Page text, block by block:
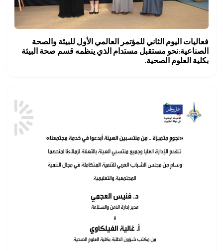
فعاليات اليوم الثاني للمؤتمر العالمي الأول للبيئة والصحة
الصناعية:نحو مستقبل مستدام الذي ينظمه قسم صحة البيئة
بكلية العلوم الصحية.